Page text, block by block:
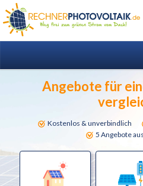
Angebote für
Kostenlos & unverbindlich
5 Angebote